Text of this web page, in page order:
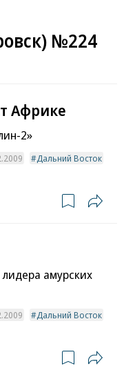
№224
Африке
2»
Дальний Восток
амурских
Дальний Восток